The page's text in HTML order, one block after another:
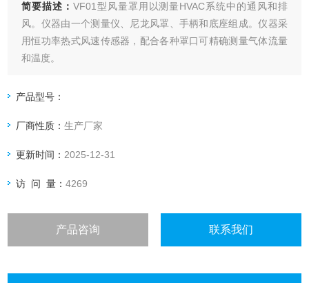
简要描述： VF01型风量罩用以测量HVAC系统中的通风和排
风。仪器由一个测量仪、尼龙风罩、手柄和底座组成。仪器采
用恒功率热式风速传感器，配合各种罩口可精确测量气体流量
和温度。
产品型号：
厂商性质：生产厂家
更新时间： 2025-12-31
访 问 量：4269
产品咨询 联系我们